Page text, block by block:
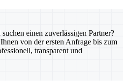
einen zuverlässigen Partner?
von der ersten Anfrage bis zum
transparent und